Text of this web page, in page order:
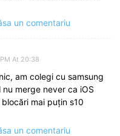
un comentariu
At 20:38
am colegi cu samsung
merge never ca iOS
mai puțin s10
un comentariu